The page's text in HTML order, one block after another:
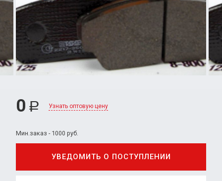
0 Р Узнать оптовую цену
Мин.заказ - 1000 руб.
УВЕДОМИТЬ О ПОСТУПЛЕНИИ